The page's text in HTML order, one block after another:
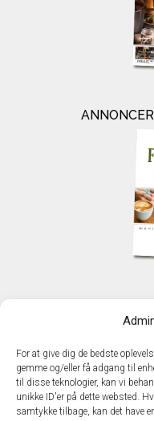
For at give dig de bedste
gemme og/eller få adgang til
til disse teknologier, kan vi
unikke ID'er på dette websted.
samtykke tilbage, kan det have
DK
E-mail: